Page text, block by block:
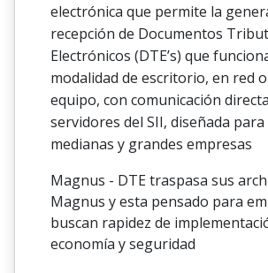
electrónica que permite la
recepción de Documentos
Electrónicos (DTE’s) que
modalidad de escritorio, en red
equipo, con comunicación
servidores del SII, diseñada
medianas y grandes empresas
Magnus - DTE traspasa sus
Magnus y esta pensado para
buscan rapidez de
economía y seguridad